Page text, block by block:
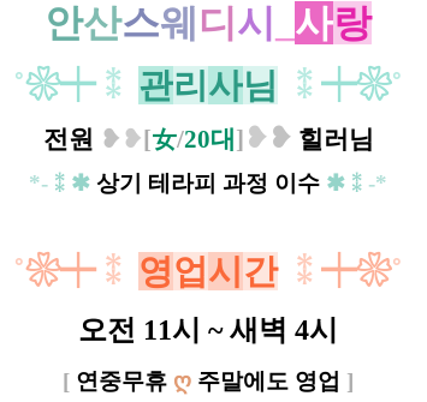
안산스웨 디 시 사랑
˚❀┿⁑ 관리 사님 ⁑ ┿❀˚
전원 ❥ ❥[女/20대 ] ❥❥ 힐러님
*- ⁑✱ 상기 테라피 과정 이수 ✱ ⁑ -*
˚❀┿⁑ 영업 시 간 ⁑ ┿❀˚
오전 11시 ~ 새벽 4시
[ 연중무휴 ღ 주말에도 영업 ]